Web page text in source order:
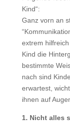
Kind“:
Ganz vorn an
extrem
Kind die
bestimmte
nach sind
erwartest,
ihnen auf
1. Nicht alles